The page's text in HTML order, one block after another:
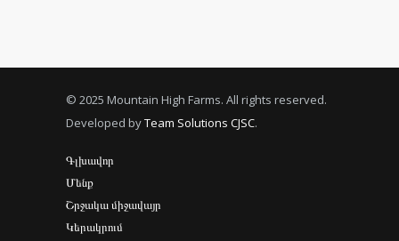
© 2025 Mountain High Farms. All rights reserved.
Developed byTeam Solutions CJSC.
Գլխավոր
Մենք
Շրջակա միջավայր
Կերակրում